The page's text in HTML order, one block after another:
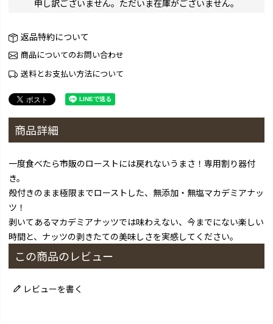
申し訳ございません。ただいま在庫がございません。
返品特約について
商品についてのお問い合わせ
送料とお支払い方法について
商品詳細
一度食べたら市販のローストには戻れないうまさ！専用割り器付
き。
殻付きのまま極限までローストした、無添加・無塩マカデミアナッ
ツ！
剥いてあるマカデミアナッツでは味わえない、今までにない楽しい
時間と、ナッツの剥きたての美味しさを実感してください。
この商品のレビュー
レビューを書く